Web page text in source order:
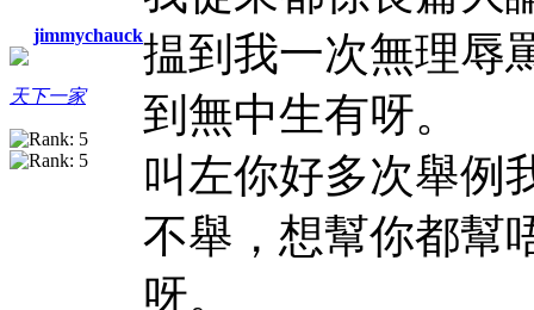
jimmychauck
天下一家
揾到我一次無理辱
到無中生有呀。
叫左你好多次舉例
不舉，想幫你都幫
呀。